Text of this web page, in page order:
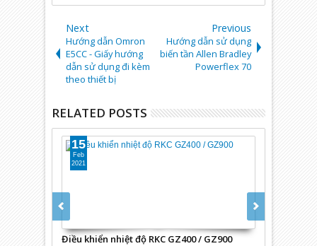
Next
Hướng dẫn Omron
E5CC - Giấy hướng
dẫn sử dụng đi kèm
theo thiết bị
Previous
Hướng dẫn sử dụng
biến tần Allen Bradley
Powerflex 70
RELATED POSTS
Điều khiển nhiệt độ RKC GZ400 / GZ900
15
Feb
2021